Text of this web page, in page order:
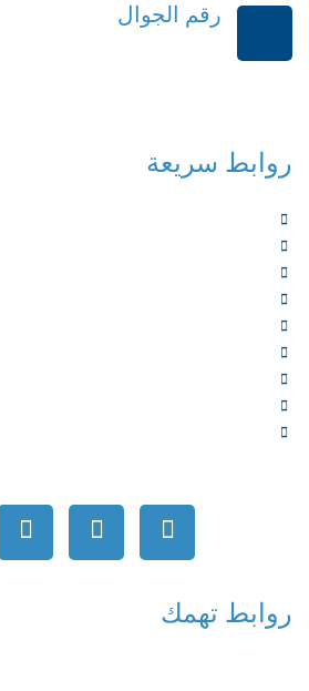
رقم الجوال
روابط سريعة
روابط تهمك